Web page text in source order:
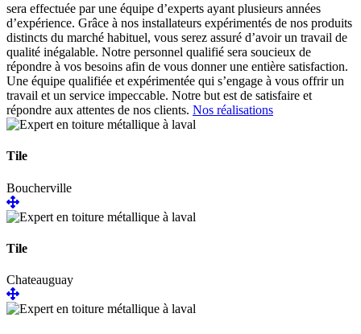
sera effectuée par une équipe d’experts ayant plusieurs années
d’expérience. Grâce à nos installateurs expérimentés de nos produits
distincts du marché habituel, vous serez assuré d’avoir un travail de
qualité inégalable. Notre personnel qualifié sera soucieux de
répondre à vos besoins afin de vous donner une entière satisfaction.
Une équipe qualifiée et expérimentée qui s’engage à vous offrir un
travail et un service impeccable. Notre but est de satisfaire et
répondre aux attentes de nos clients. Nos réalisations
Tile
Boucherville
Tile
Chateauguay